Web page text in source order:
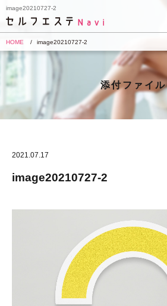
image20210727-2
HOME image20210727-2
添付ファイル
2021.07.17
image20210727-2